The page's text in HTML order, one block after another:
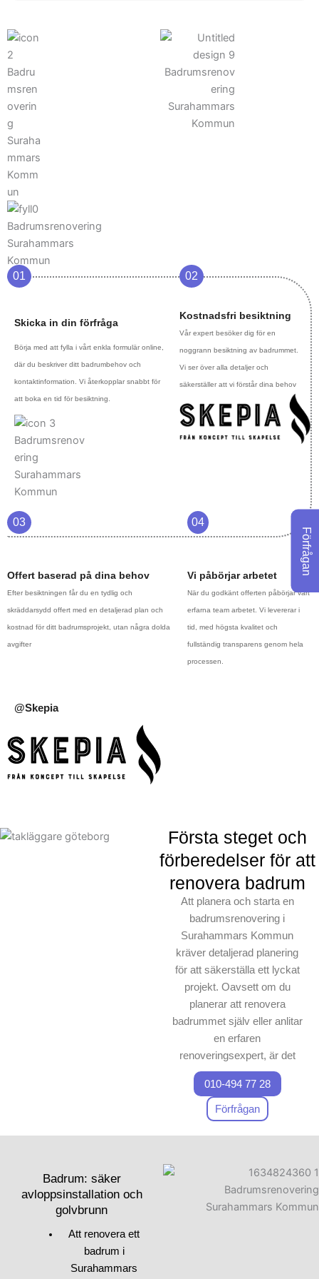
Förfrågan
01
Skicka in din förfråga
Börja med att fylla i vårt enkla formulär online,
där du beskriver ditt badrumbehov och
kontaktinformation. Vi återkopplar snabbt för
att boka en tid för besiktning.
02
Kostnadsfri besiktning
Vår expert besöker dig för en
noggrann besiktning av badrummet.
Vi ser över alla detaljer och
säkerställer att vi förstår dina behov
03
Offert baserad på dina behov
Efter besiktningen får du en tydlig och
skräddarsydd offert med en detaljerad plan och
kostnad för ditt badrumsprojekt, utan några dolda
avgifter
04
Vi påbörjar arbetet
När du godkänt offerten påbörjar vårt
erfarna team arbetet. Vi levererar i
tid, med högsta kvalitet och
fullständig transparens genom hela
processen.
@Skepia
Första steget och
förberedelser för att
renovera badrum
Att planera och starta en
badrumsrenovering i
Surahammars Kommun
kräver detaljerad planering
för att säkerställa ett lyckat
projekt. Oavsett om du
planerar att renovera
badrummet själv eller anlitar
en erfaren
renoveringsexpert, är det
viktigt att förstå alla aspekter
av badrumsrenovering.
Första steget när du ska
renovera ett badrum är att
Fundera på hur du kan
förbättra både utseendet och
användbarheten. Kanske vill
010-494 77 28
Förfrågan
Badrum: säker
avloppsinstallation och
golvbrunn
Att renovera ett
badrum i
Surahammars